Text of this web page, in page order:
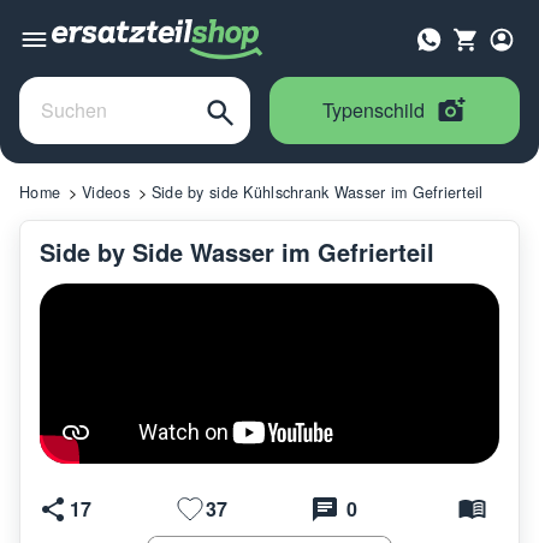
Typenschild
Home Videos Side by side Kühlschrank Wasser im Gefrierteil
Side by Side Wasser im Gefrierteil
17 37 0